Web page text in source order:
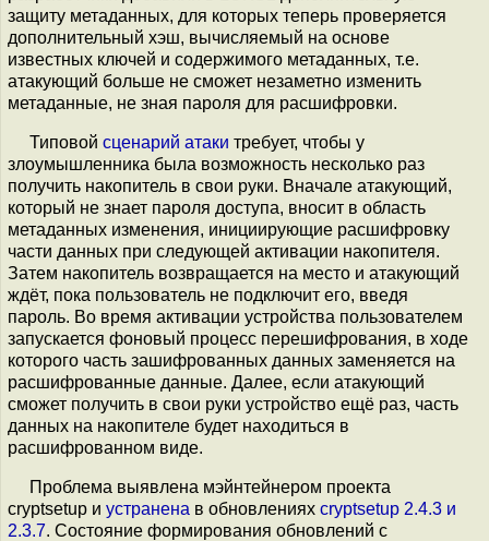
защиту метаданных, для которых теперь проверяется
дополнительный хэш, вычисляемый на основе
известных ключей и содержимого метаданных, т.е.
атакующий больше не сможет незаметно изменить
метаданные, не зная пароля для расшифровки.
Типовой сценарий атаки требует, чтобы у
злоумышленника была возможность несколько раз
получить накопитель в свои руки. Вначале атакующий,
который не знает пароля доступа, вносит в область
метаданных изменения, инициирующие расшифровку
части данных при следующей активации накопителя.
Затем накопитель возвращается на место и атакующий
ждёт, пока пользователь не подключит его, введя
пароль. Во время активации устройства пользователем
запускается фоновый процесс перешифрования, в ходе
которого часть зашифрованных данных заменяется на
расшифрованные данные. Далее, если атакующий
сможет получить в свои руки устройство ещё раз, часть
данных на накопителе будет находиться в
расшифрованном виде.
Проблема выявлена мэйнтейнером проекта
cryptsetup и устранена в обновлениях cryptsetup 2.4.3 и
2.3.7. Состояние формирования обновлений с